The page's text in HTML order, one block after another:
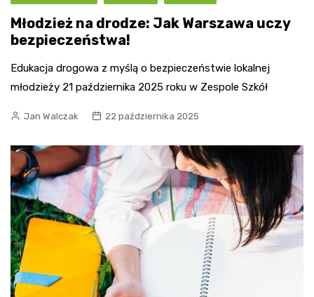
Młodzież na drodze: Jak Warszawa uczy
bezpieczeństwa!
Edukacja drogowa z myślą o bezpieczeństwie lokalnej
młodzieży 21 października 2025 roku w Zespole Szkół
Jan Walczak 22 października 2025